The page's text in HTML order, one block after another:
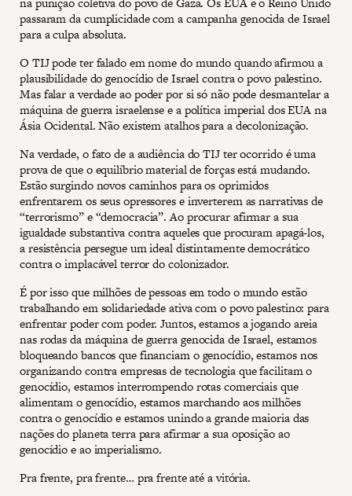
passaram da cumplicidade com a campanha genocida de Israel
para a culpa absoluta.
O TIJ pode ter falado em nome do mundo quando afirmou a
plausibilidade do genocídio de Israel contra o povo palestino.
Mas falar a verdade ao poder por si só não pode desmantelar a
máquina de guerra israelense e a política imperial dos EUA na
Ásia Ocidental. Não existem atalhos para a decolonização.
Na verdade, o fato de a audiência do TIJ ter ocorrido é uma
prova de que o equilíbrio material de forças está mudando.
Estão surgindo novos caminhos para os oprimidos
enfrentarem os seus opressores e inverterem as narrativas de
“terrorismo” e “democracia”. Ao procurar afirmar a sua
igualdade substantiva contra aqueles que procuram apagá-los,
a resistência persegue um ideal distintamente democrático
contra o implacável terror do colonizador.
É por isso que milhões de pessoas em todo o mundo estão
trabalhando em solidariedade ativa com o povo palestino: para
enfrentar poder com poder. Juntos, estamos a jogando areia
nas rodas da máquina de guerra genocida de Israel, estamos
bloqueando bancos que financiam o genocídio, estamos nos
organizando contra empresas de tecnologia que facilitam o
genocídio, estamos interrompendo rotas comerciais que
alimentam o genocídio, estamos marchando aos milhões
contra o genocídio e estamos unindo a grande maioria das
nações do planeta terra para afirmar a sua oposição ao
genocídio e ao imperialismo.
Pra frente, pra frente… pra frente até a vitória.